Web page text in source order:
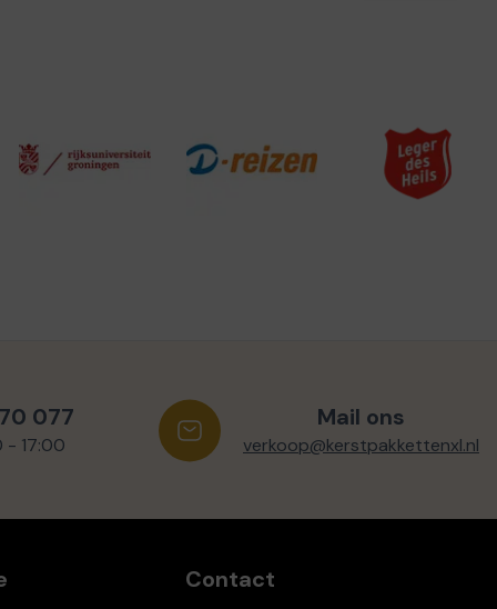
077
- 17:00
Mail ons
verkoop@kerstpakkettenxl.nl
Contact